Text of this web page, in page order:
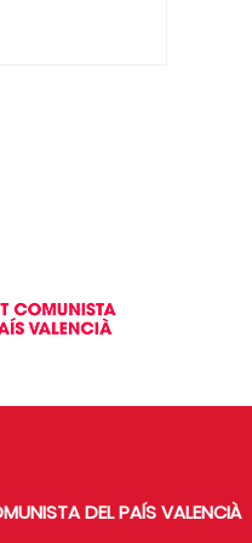
DEL PAÍS VALENCIÀ